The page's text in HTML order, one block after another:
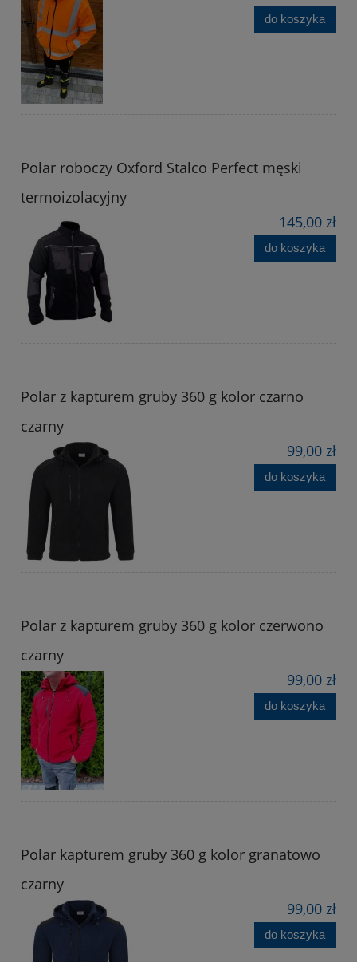
do koszyka
Polar roboczy Oxford Stalco Perfect męski
termoizolacyjny
145,00 zł
do koszyka
Polar z kapturem gruby 360 g kolor czarno
czarny
99,00 zł
do koszyka
Polar z kapturem gruby 360 g kolor czerwono
czarny
99,00 zł
do koszyka
Polar kapturem gruby 360 g kolor granatowo
czarny
99,00 zł
do koszyka